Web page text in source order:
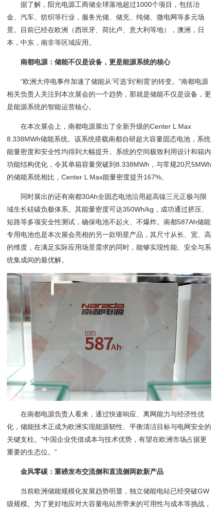
据了解，阳光电源工商储全球落地超过1000个项目，包括冶
金、汽车、纺织等行业，服务光储、储充、纯储、微电网等多元场
景。目前已经在欧洲（西班牙、荷比卢、意大利等地），澳洲，日
本，中东，南非等区域应用。
南都电源：储能不仅是设备，更是能源系统的核心
“欧洲大停电事件加速了储能从‘可选’到‘刚需’的转变。”南都电源
相关负责人关注到本次展会的一个趋势，那就是储能不仅是设备，更
是能源系统的智能运营核心。
在本次展会上，南都电源展出了全新升级的Center L Max
8.338MWh储能系统。该系统搭载南都自研超大容量固态电池，系统
能量密度和安全性均得到大幅提升。系统的空间极致利用设计和箱内
功能结构优化，令其单箱容量突破到8.338MWh，与常规20尺5MWh
的储能系统相比，Center L Max能量密度提升167%。
同时展出的还有南都30Ah全固态电池沿用超高镍三元正极与限
域生长硅碳负极体系。其能量密度可达350Wh/kg，成功通过挤压、
短路等多项安全性测试，确保电池不起火、不爆炸。南都587Ah储能
专用电池也是本次展会亮相的另一款明星产品，其尺寸从长、宽、高
的维度，在满足实际应用场景需求的同时，能够实现性能、安全与系
统集成间的最优解。
在南都电源负责人看来，通过快速响应、离网能力与经济性优
化，储能技术正成为欧洲实现能源韧性、平衡清洁目标与电网安全的
关键支柱。“中国企业凭借成本与技术优势，有望在欧洲市场占据更
重要的生态位。”
金风零碳：重磅发布交流侧和直流侧两款新产品
当前欧洲储能规模化发展趋势明显，独立储能电站已经突破GW
级规模。为了更好地应对大容量电站所带来的可用性与成本等挑战，